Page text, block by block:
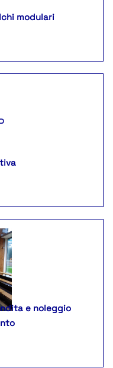
modulari
e noleggio